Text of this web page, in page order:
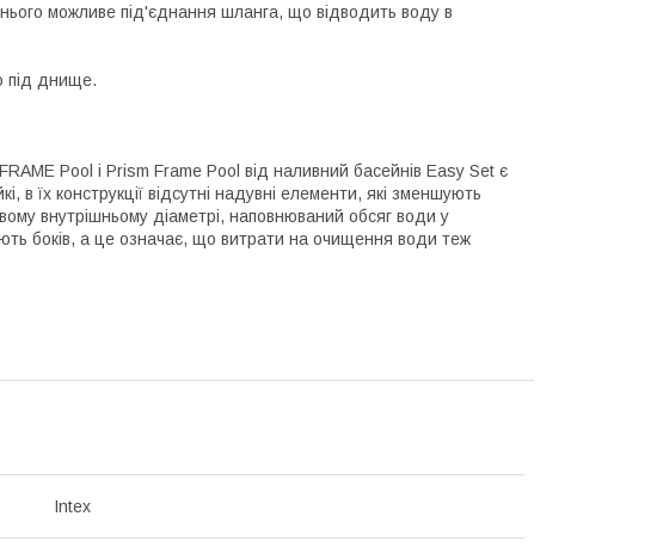
можливе під'єднання шланга, що відводить воду в
під днище.
Pool і Prism Frame Pool від наливний басейнів Easy Set є
в їх конструкції відсутні надувні елементи, які зменшують
внутрішньому діаметрі, наповнюваний обсяг води у
боків, а це означає, що витрати на очищення води теж
Intex